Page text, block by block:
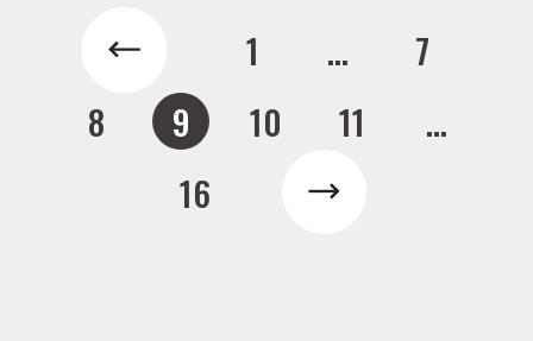
1 ...
7
8
9 10 11
...
16